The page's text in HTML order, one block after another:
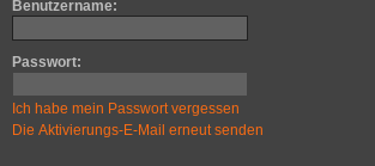
Benutzername:
Passwort:
Ich habe mein Passwort vergessen
Die Aktivierungs-E-Mail erneut senden